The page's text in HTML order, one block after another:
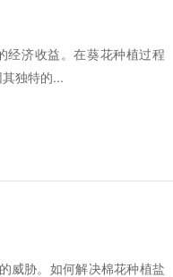
经济收益。在葵花种植过程
独特的...
威胁。如何解决棉花种植盐